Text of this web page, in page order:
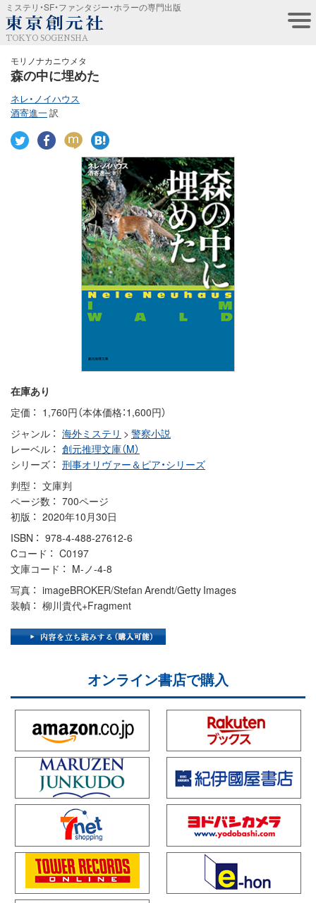
ミステリ・SF・ファンタジー・ホラーの専門出版
TOKYO SOGENSHA
モリノナカニウメタ
森の中に埋めた
ネレ・ノイハウス
酒寄進一訳
在庫あり
定価
1,760円（本体価格：1,600円）
ジャンル
海外ミステリ > 警察小説
レーベル
創元推理文庫（M）
シリーズ
刑事オリヴァー＆ピア・シリーズ
判型
文庫判
ページ数
700ページ
初版
2020年10月30日
ISBN
978-4-488-27612-6
Cコード
C0197
文庫コード
M-ノ-4-8
写真
imageBROKER/Stefan Arendt/Getty Images
装幀
柳川貴代+Fragment
オンライン書店で購入